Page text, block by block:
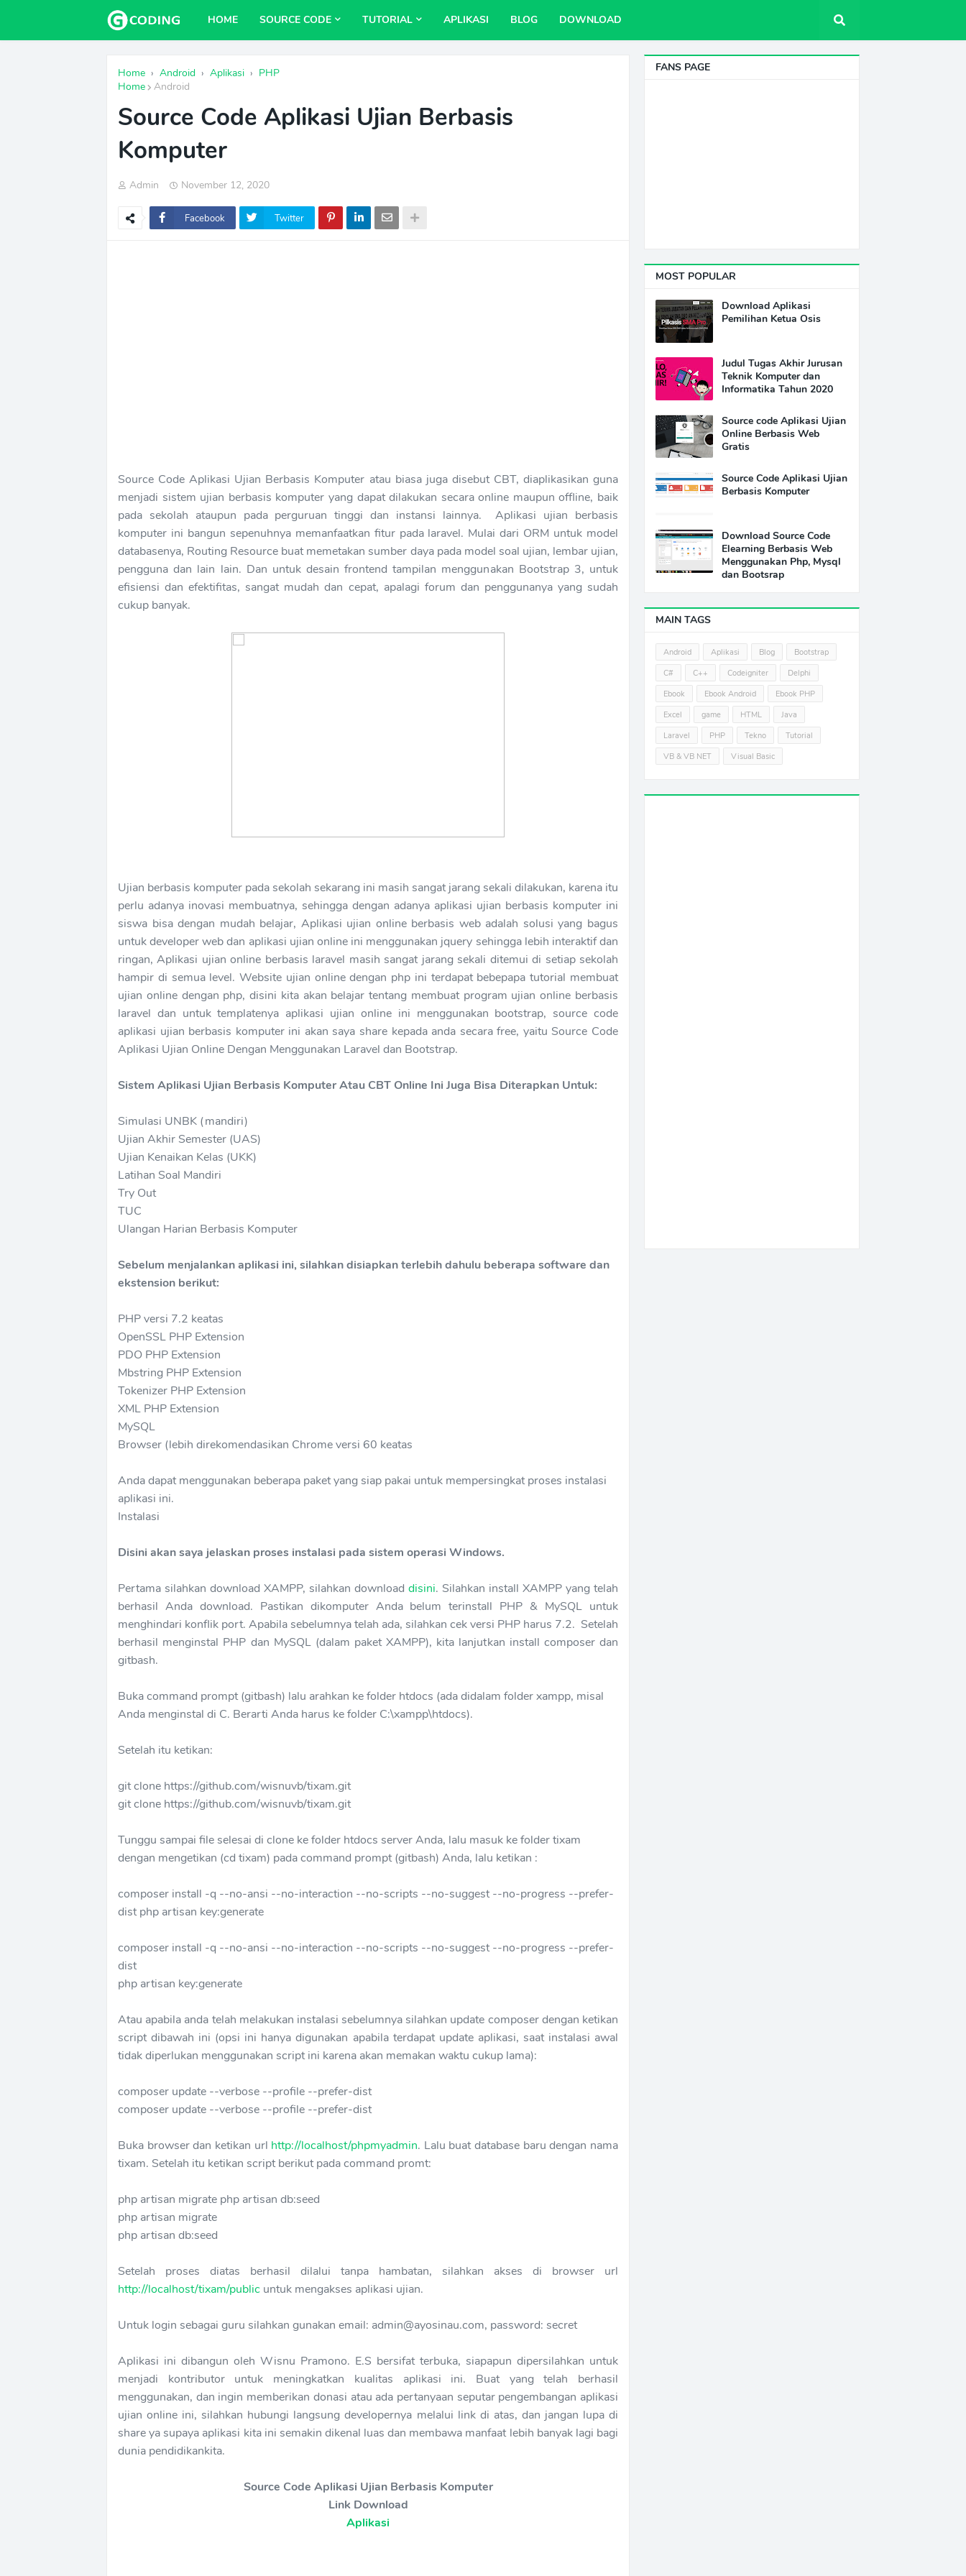
HOME SOURCE CODE TUTORIAL APLIKASI BLOG DOWNLOAD
Home › Android › Aplikasi › PHP
Home
Android
Source Code Aplikasi Ujian Berbasis
Komputer
Admin November 12, 2020
Facebook Twitter
Source Code Aplikasi Ujian Berbasis Komputer atau biasa juga disebut CBT, diaplikasikan guna
menjadi sistem ujian berbasis komputer yang dapat dilakukan secara online maupun offline, baik
pada sekolah ataupun pada perguruan tinggi dan instansi lainnya. Aplikasi ujian berbasis
komputer ini bangun sepenuhnya memanfaatkan fitur pada laravel. Mulai dari ORM untuk model
databasenya, Routing Resource buat memetakan sumber daya pada model soal ujian, lembar ujian,
pengguna dan lain lain. Dan untuk desain frontend tampilan menggunakan Bootstrap 3, untuk
efisiensi dan efektifitas, sangat mudah dan cepat, apalagi forum dan penggunanya yang sudah
cukup banyak.
Ujian berbasis komputer pada sekolah sekarang ini masih sangat jarang sekali dilakukan, karena itu
perlu adanya inovasi membuatnya, sehingga dengan adanya aplikasi ujian berbasis komputer ini
siswa bisa dengan mudah belajar, Aplikasi ujian online berbasis web adalah solusi yang bagus
untuk developer web dan aplikasi ujian online ini menggunakan jquery sehingga lebih interaktif dan
ringan, Aplikasi ujian online berbasis laravel masih sangat jarang sekali ditemui di setiap sekolah
hampir di semua level. Website ujian online dengan php ini terdapat bebepapa tutorial membuat
ujian online dengan php, disini kita akan belajar tentang membuat program ujian online berbasis
laravel dan untuk templatenya aplikasi ujian online ini menggunakan bootstrap, source code
aplikasi ujian berbasis komputer ini akan saya share kepada anda secara free, yaitu Source Code
Aplikasi Ujian Online Dengan Menggunakan Laravel dan Bootstrap.
Sistem Aplikasi Ujian Berbasis Komputer Atau CBT Online Ini Juga Bisa Diterapkan Untuk:
Simulasi UNBK (mandiri)
Ujian Akhir Semester (UAS)
Ujian Kenaikan Kelas (UKK)
Latihan Soal Mandiri
Try Out
TUC
Ulangan Harian Berbasis Komputer
Sebelum menjalankan aplikasi ini, silahkan disiapkan terlebih dahulu beberapa software dan
ekstension berikut:
PHP versi 7.2 keatas
OpenSSL PHP Extension
PDO PHP Extension
Mbstring PHP Extension
Tokenizer PHP Extension
XML PHP Extension
MySQL
Browser (lebih direkomendasikan Chrome versi 60 keatas
Anda dapat menggunakan beberapa paket yang siap pakai untuk mempersingkat proses instalasi
aplikasi ini.
Instalasi
Disini akan saya jelaskan proses instalasi pada sistem operasi Windows.
Pertama silahkan download XAMPP, silahkan download disini. Silahkan install XAMPP yang telah
berhasil Anda download. Pastikan dikomputer Anda belum terinstall PHP & MySQL untuk
menghindari konflik port. Apabila sebelumnya telah ada, silahkan cek versi PHP harus 7.2. Setelah
berhasil menginstal PHP dan MySQL (dalam paket XAMPP), kita lanjutkan install composer dan
gitbash.
Buka command prompt (gitbash) lalu arahkan ke folder htdocs (ada didalam folder xampp, misal
Anda menginstal di C. Berarti Anda harus ke folder C:\xampp\htdocs).
Setelah itu ketikan:
git clone https://github.com/wisnuvb/tixam.git
git clone https://github.com/wisnuvb/tixam.git
Tunggu sampai file selesai di clone ke folder htdocs server Anda, lalu masuk ke folder tixam
dengan mengetikan (cd tixam) pada command prompt (gitbash) Anda, lalu ketikan :
composer install -q --no-ansi --no-interaction --no-scripts --no-suggest --no-progress --prefer-
dist php artisan key:generate
composer install -q --no-ansi --no-interaction --no-scripts --no-suggest --no-progress --prefer-
dist
php artisan key:generate
Atau apabila anda telah melakukan instalasi sebelumnya silahkan update composer dengan ketikan
script dibawah ini (opsi ini hanya digunakan apabila terdapat update aplikasi, saat instalasi awal
tidak diperlukan menggunakan script ini karena akan memakan waktu cukup lama):
composer update --verbose --profile --prefer-dist
composer update --verbose --profile --prefer-dist
Buka browser dan ketikan url http://localhost/phpmyadmin. Lalu buat database baru dengan nama
tixam. Setelah itu ketikan script berikut pada command promt:
php artisan migrate php artisan db:seed
php artisan migrate
php artisan db:seed
Setelah proses diatas berhasil dilalui tanpa hambatan, silahkan akses di browser url
http://localhost/tixam/public untuk mengakses aplikasi ujian.
Untuk login sebagai guru silahkan gunakan email: admin@ayosinau.com, password: secret
Aplikasi ini dibangun oleh Wisnu Pramono. E.S bersifat terbuka, siapapun dipersilahkan untuk
menjadi kontributor untuk meningkatkan kualitas aplikasi ini. Buat yang telah berhasil
menggunakan, dan ingin memberikan donasi atau ada pertanyaan seputar pengembangan aplikasi
ujian online ini, silahkan hubungi langsung developernya melalui link di atas, dan jangan lupa di
share ya supaya aplikasi kita ini semakin dikenal luas dan membawa manfaat lebih banyak lagi bagi
dunia pendidikankita.
Source Code Aplikasi Ujian Berbasis Komputer
Link Download
Aplikasi
FANS PAGE
MOST POPULAR
Download Aplikasi
Pemilihan Ketua Osis
Judul Tugas Akhir Jurusan
Teknik Komputer dan
Informatika Tahun 2020
Source code Aplikasi Ujian
Online Berbasis Web
Gratis
Source Code Aplikasi Ujian
Berbasis Komputer
Download Source Code
Elearning Berbasis Web
Menggunakan Php, Mysql
dan Bootsrap
MAIN TAGS
Android Aplikasi Blog
Bootstrap
C#
C++ Codeigniter
Delphi
Ebook
Ebook Android
Ebook PHP
Excel
game HTML
Java
Laravel
PHP Tekno
Tutorial
VB & VB NET
Visual Basic